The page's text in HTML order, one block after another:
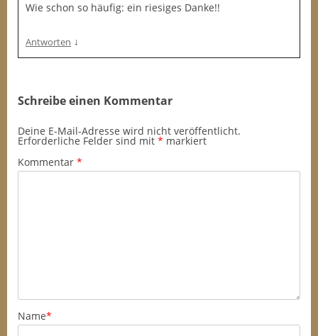
Wie schon so häufig: ein riesiges Danke!!
Antworten ↓
Schreibe einen Kommentar
Deine E-Mail-Adresse wird nicht veröffentlicht.
Erforderliche Felder sind mit * markiert
Kommentar *
Name*